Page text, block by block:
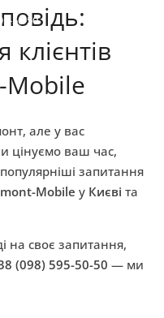
50-50
клієнтів
Mobile
але у вас
цінуємо ваш час,
запитання
Mobile у Києві та
на своє запитання,
(098) 595-50-50 — ми